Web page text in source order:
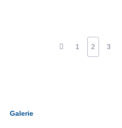
1 2 3
Galerie